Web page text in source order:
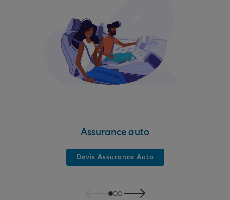
Assurance auto
Devis Assurance Auto